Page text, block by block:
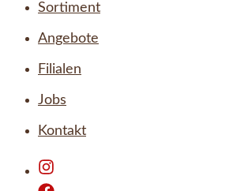
Sortiment
Angebote
Filialen
Jobs
Kontakt